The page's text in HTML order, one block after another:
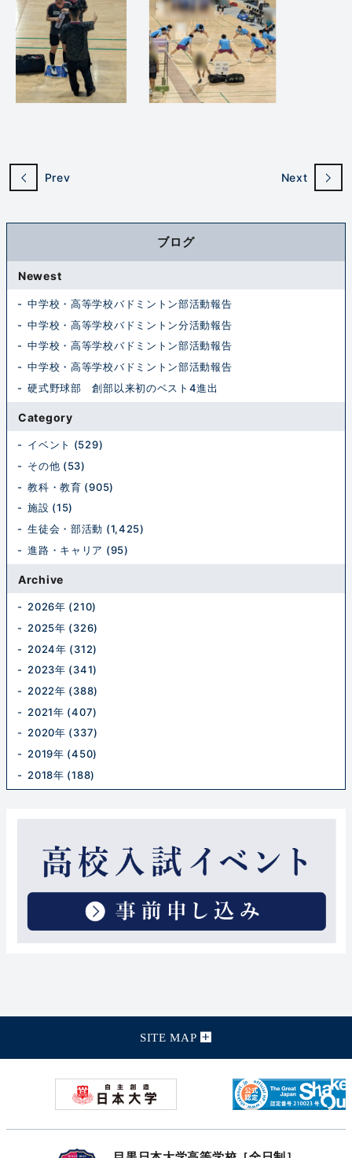
Prev Next
ブログ
Newest
中学校・高等学校バドミントン部活動報告
中学校・高等学校バドミントン分活動報告
中学校・高等学校バドミントン部活動報告
中学校・高等学校バドミントン部活動報告
硬式野球部 創部以来初のベスト4進出
Category
イベント (529)
その他 (53)
教科・教育 (905)
施設 (15)
生徒会・部活動 (1,425)
進路・キャリア (95)
Archive
2026年 (210)
2025年 (326)
2024年 (312)
2023年 (341)
2022年 (388)
2021年 (407)
2020年 (337)
2019年 (450)
2018年 (188)
SITE MAP